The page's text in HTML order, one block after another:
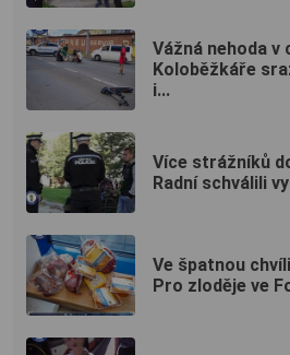
Vážná nehoda v
Koloběžkáře
i...
Více strážníků
Radní schválili
Ve špatnou
Pro zloděje ve